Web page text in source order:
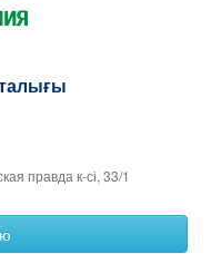
правда к-сі, 33/1